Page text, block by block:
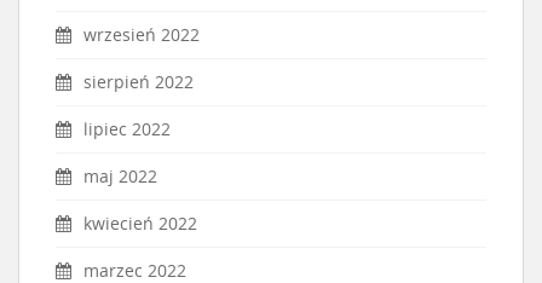
wrzesień 2022
sierpień 2022
lipiec 2022
maj 2022
kwiecień 2022
marzec 2022